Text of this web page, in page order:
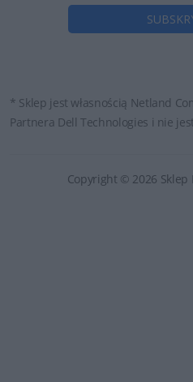
* Sklep jest własnością Netland
Partnera Dell Technologies i nie
Copyright © 2026